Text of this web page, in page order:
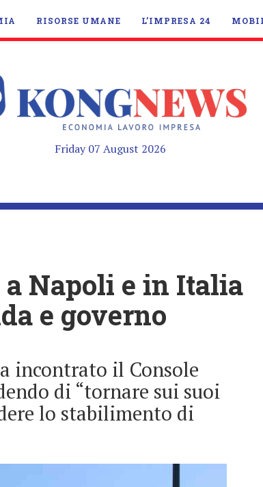
RISORSE UMANE L’IMPRESA 24
Friday 07 August 2026
Napoli e in Italia
e governo
incontrato il Console
di “tornare sui suoi
lo stabilimento di